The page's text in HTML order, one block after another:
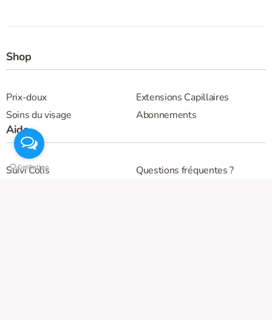
Shop
Prix-doux
Extensions Capillaires
Soins du visage
Abonnements
Aide
Suivi Colis
Questions fréquentes ?